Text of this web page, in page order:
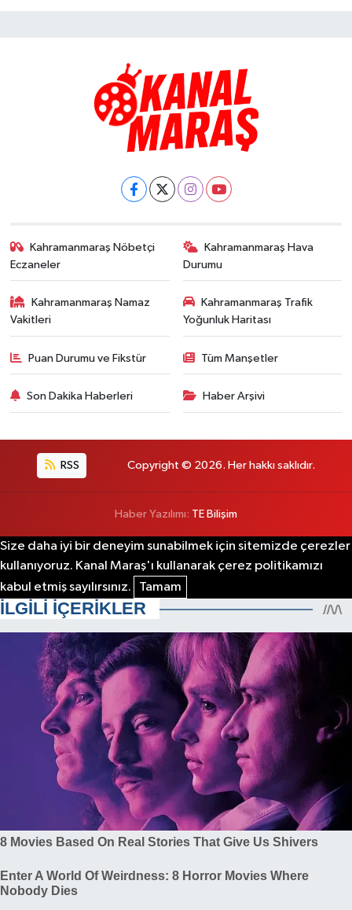
Kahramanmaraş Nöbetçi
Eczaneler
Kahramanmaraş Hava
Durumu
Kahramanmaraş Namaz
Vakitleri
Kahramanmaraş Trafik
Yoğunluk Haritası
Puan Durumu ve Fikstür Tüm Manşetler
Son Dakika Haberleri Haber Arşivi
RSS Copyright © 2026. Her hakkı saklıdır.
Haber Yazılımı: TE Bilişim
Size daha iyi bir deneyim sunabilmek için sitemizde çerezler
kullanıyoruz. Kanal Maraş'ı kullanarak çerez politikamızı
kabul etmiş sayılırsınız.
Tamam